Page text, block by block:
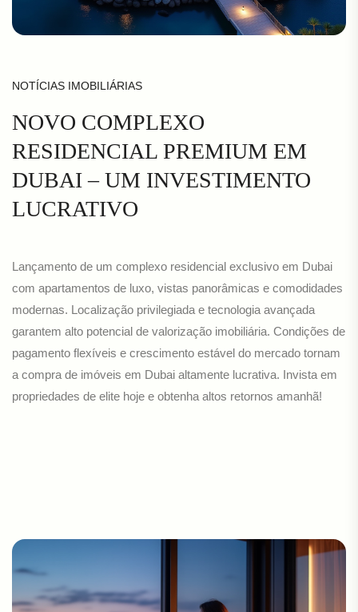
NOTÍCIAS IMOBILIÁRIAS
NOVO COMPLEXO
RESIDENCIAL PREMIUM EM
DUBAI – UM INVESTIMENTO
LUCRATIVO
Lançamento de um complexo residencial exclusivo em Dubai
com apartamentos de luxo, vistas panorâmicas e comodidades
modernas. Localização privilegiada e tecnologia avançada
garantem alto potencial de valorização imobiliária. Condições de
pagamento flexíveis e crescimento estável do mercado tornam
a compra de imóveis em Dubai altamente lucrativa. Invista em
propriedades de elite hoje e obtenha altos retornos amanhã!